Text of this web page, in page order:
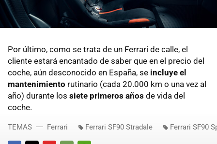
Por último, como se trata de un Ferrari de calle, el
cliente estará encantado de saber que en el precio del
coche, aún desconocido en España, se incluye el
mantenimiento rutinario (cada 20.000 km o una vez al
año) durante los siete primeros años de vida del
coche.
TEMAS Ferrari Ferrari SF90 Stradale Ferrari SF90